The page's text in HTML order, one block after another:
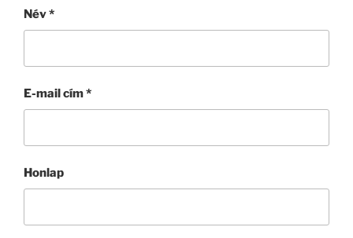
Név*
E-mail cím*
Honlap